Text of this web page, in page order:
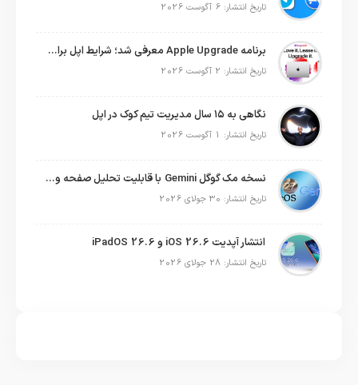
تاریخ انتشار: 6 آگوست 2026
برنامه Apple Upgrade معرفی شد؛ شرایط اپل برای اجاره آیفون، آیپد، مک و اپل واچ
تاریخ انتشار: 2 آگوست 2026
نگاهی به ۱۵ سال مدیریت تیم کوک در اپل
تاریخ انتشار: 1 آگوست 2026
نسخه مک گوگل Gemini با قابلیت تحلیل صفحه و دستورات صوتی در به‌روزرسانی جدید
تاریخ انتشار: 30 جولای 2026
انتشار آپدیت iOS 26.6 و iPadOS 26.6
تاریخ انتشار: 28 جولای 2026